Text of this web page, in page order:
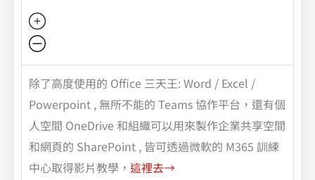
除了高度使用的 Office 三天王: Word / Excel /
Powerpoint , 無所不能的 Teams 協作平台，還有個
人空間 OneDrive 和組織可以用來製作企業共享空間
和網頁的 SharePoint , 皆可透過微軟的 M365 訓練
中心取得影片教學， 這裡去→